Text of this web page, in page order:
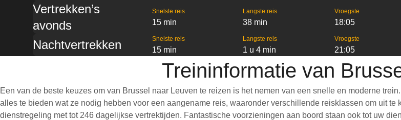
Vertrekken’s
avonds
Snelste reis
15 min
Langste reis
38 min
Vroegste
18:05
Nachtvertrekken Snelste reis
15 min
Langste reis
1 u 4 min
Vroegste
21:05
Treininformatie van
Een van de beste keuzes om van Brussel naar Leuven te reizen is het nemen van een snelle en moderne
alles te bieden wat ze nodig hebben voor een aangename reis, waaronder verschillende reisklassen om uit
dienstregeling met tot 246 dagelijkse vertrektijden. Fantastische voorzieningen aan boord staan ook tot uw